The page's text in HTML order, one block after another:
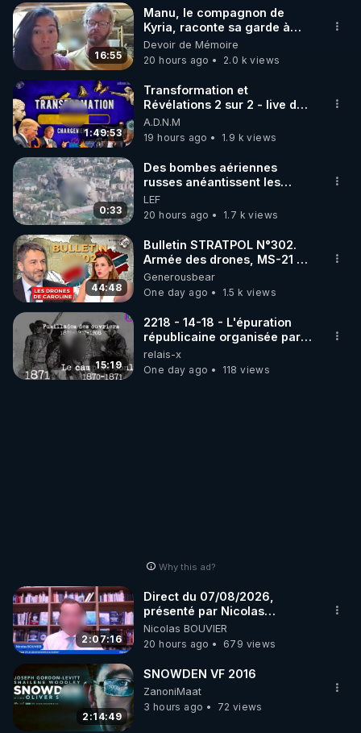
▶ 30 jours gratuit sur l’application de méditation et
de bien-être ENVOL :
Rendez-vous sur https://www.envol.app/code
le code : REGENERE
16:55
Manu, le compagnon de
Kyria, raconte sa garde à
vue musclée. PARTAGEZ!
Devoir de Mémoire
20 hours ago
2.0 k views
1:49:53
Transformation et
Révélations 2 sur 2 - live du
07/08/26
A.D.N.M
19 hours ago
1.9 k views
0:33
Des bombes aériennes
russes anéantissent les
centres de contrôle de
drones de 3 brigades
ukrainienne
LEF
20 hours ago
1.7 k views
44:48
Bulletin STRATPOL N°302.
Armée des drones, MS-21 en
série, missiles coréens.
07.08.2026.
Generousbear
One day ago
1.5 k views
15:19
2218 - 14-18 - L'épuration
républicaine organisée par
les frères de la truelle
relais-x
One day ago
118 views
Why this ad?
2:07:16
Direct du 07/08/2026,
présenté par Nicolas
BOUVIER
Nicolas BOUVIER
20 hours ago
679 views
2:14:49
SNOWDEN VF 2016
ZanoniMaat
3 hours ago
72 views